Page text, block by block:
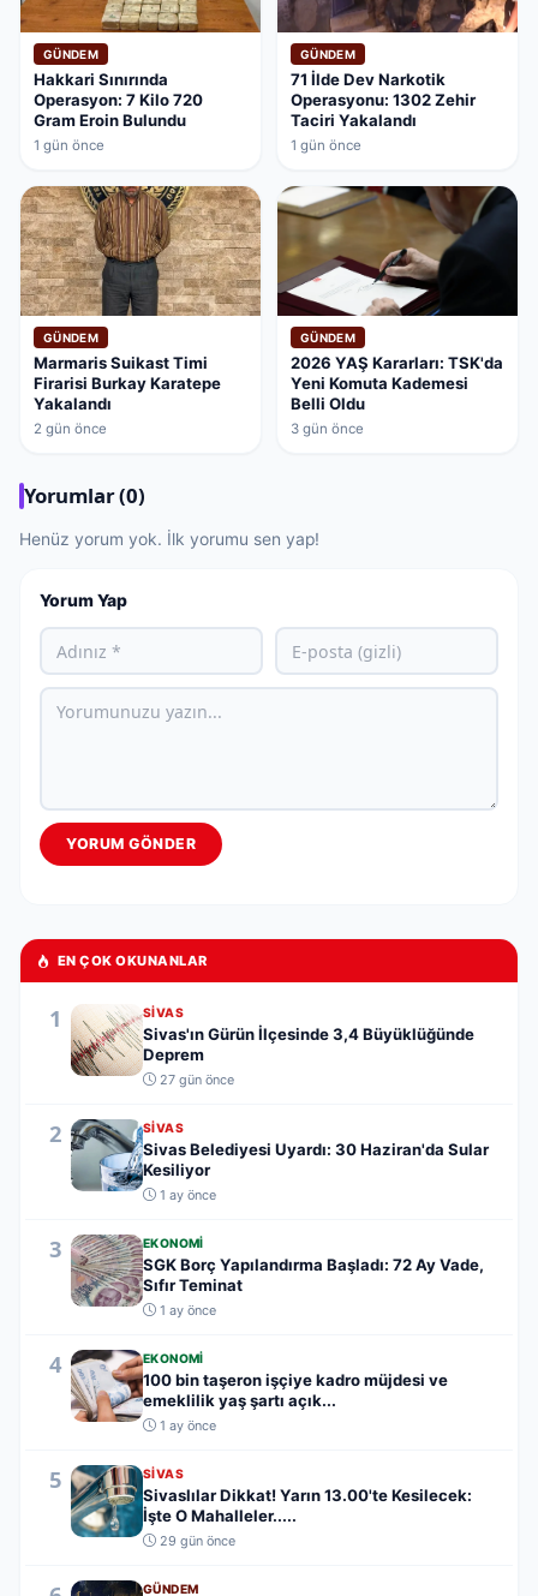
GÜNDEM
Hakkari Sınırında
Operasyon: 7 Kilo 720
Gram Eroin Bulundu
1 gün önce
GÜNDEM
71 İlde Dev Narkotik
Operasyonu: 1302 Zehir
Taciri Yakalandı
1 gün önce
GÜNDEM
Marmaris Suikast Timi
Firarisi Burkay Karatepe
Yakalandı
2 gün önce
GÜNDEM
2026 YAŞ Kararları: TSK'da
Yeni Komuta Kademesi
Belli Oldu
3 gün önce
Yorumlar (0)
Henüz yorum yok. İlk yorumu sen yap!
Yorum Yap
YORUM GÖNDER
EN ÇOK OKUNANLAR
1 SIVAS
Sivas'ın Gürün İlçesinde 3,4 Büyüklüğünde
Deprem
27 gün önce
2 SIVAS
Sivas Belediyesi Uyardı: 30 Haziran'da Sular
Kesiliyor
1 ay önce
3 EKONOMI
SGK Borç Yapılandırma Başladı: 72 Ay Vade,
Sıfır Teminat
1 ay önce
4 EKONOMI
100 bin taşeron işçiye kadro müjdesi ve
emeklilik yaş şartı açık...
1 ay önce
5 SIVAS
Sivaslılar Dikkat! Yarın 13.00'te Kesilecek:
İşte O Mahalleler.....
29 gün önce
GÜNDEM